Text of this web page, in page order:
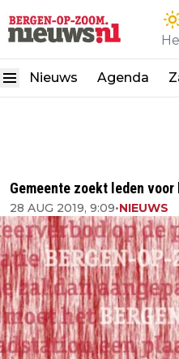
Nieuws Agenda
Gemeente zoekt leden voor
28 AUG 2019, 9:09•NIEUWS